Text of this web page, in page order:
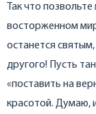
Так что
восторженном
останется
другого! Пусть
«поставить на
красотой. Думаю,